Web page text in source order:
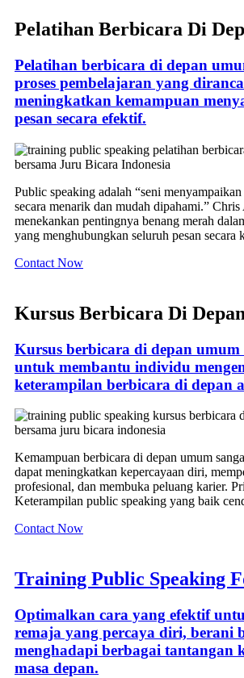
Pelatihan Berbicara Di
Pelatihan berbicara di depan
proses pembelajaran yang
meningkatkan kemampuan
pesan secara efektif.
Public speaking adalah “seni
secara menarik dan mudah dipahami.” Chris
menekankan pentingnya benang merah
yang menghubungkan seluruh pesan secara
Contact Now
Kursus Berbicara Di
Kursus berbicara di depan
untuk membantu individu
keterampilan berbicara di depan
Kemampuan berbicara di depan umum
dapat meningkatkan kepercayaan diri,
profesional, dan membuka peluang karier.
Keterampilan public speaking yang baik
Contact Now
Training Public Speaking
Optimalkan cara yang efektif
remaja yang percaya diri, berani
menghadapi berbagai tantangan
masa depan.